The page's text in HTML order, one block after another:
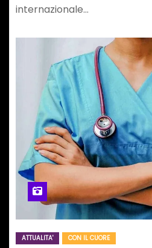
internazionale…
ATTUALITA' CON IL CUORE